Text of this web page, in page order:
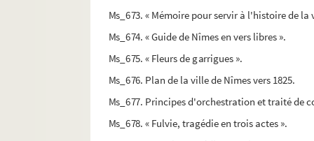
Ms_673. « Mémoire pour servir à l'histoire de
Ms_674. « Guide de Nîmes en vers libres ».
Ms_675. « Fleurs de garrigues ».
Ms_676. Plan de la ville de Nîmes vers 1825.
Ms_677. Principes d'orchestration et traité de
Ms_678. « Fulvie, tragédie en trois actes ».